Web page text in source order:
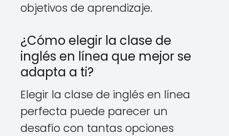
objetivos de aprendizaje.
¿Cómo elegir la clase de
inglés en línea que mejor se
adapta a ti?
Elegir la clase de inglés en línea
perfecta puede parecer un
desafío con tantas opciones